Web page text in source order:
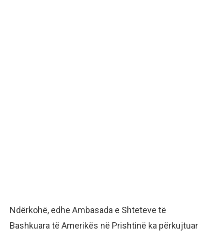
Ndërkohë, edhe Ambasada e Shteteve të
Bashkuara të Amerikës në Prishtinë ka përkujtuar